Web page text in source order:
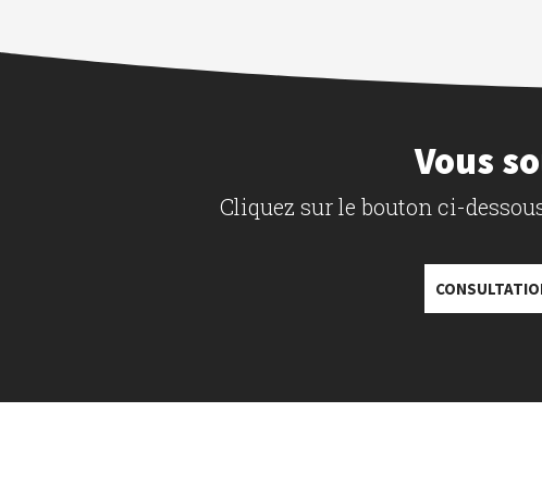
Vous
Cliquez sur le bouton ci-